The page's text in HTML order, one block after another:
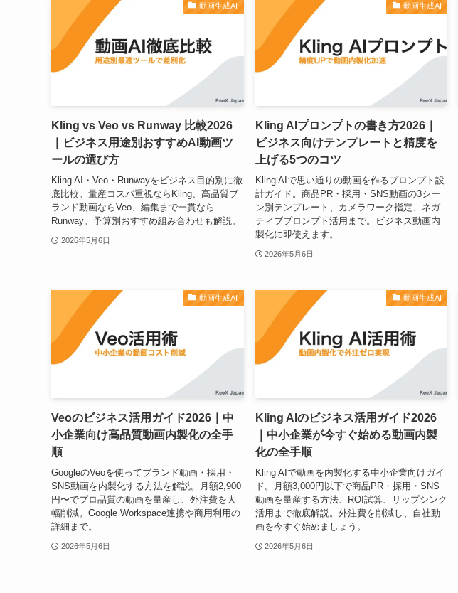
動画生成AI
Kling vs Veo vs Runway 比較2026
｜ビジネス用途別おすすめAI動画ツ
ールの選び方
Kling AI・Veo・Runwayをビジネス目的別に徹
底比較。量産コスパ重視ならKling、高品質ブ
ランド動画ならVeo、編集まで一貫なら
Runway。予算別おすすめ組み合わせも解説。
2026年5月6日
動画生成AI
Kling AIプロンプトの書き方2026｜
ビジネス向けテンプレートと精度を
上げる5つのコツ
Kling AIで思い通りの動画を作るプロンプト設
計ガイド。商品PR・採用・SNS動画の3シー
ン別テンプレート、カメラワーク指定、ネガ
ティブプロンプト活用まで。ビジネス動画内
製化に即使えます。
2026年5月6日
動画生成AI
Veoのビジネス活用ガイド2026｜中
小企業向け高品質動画内製化の全手
順
GoogleのVeoを使ってブランド動画・採用・
SNS動画を内製化する方法を解説。月額2,900
円〜でプロ品質の動画を量産し、外注費を大
幅削減。Google Workspace連携や商用利用の
詳細まで。
2026年5月6日
動画生成AI
Kling AIのビジネス活用ガイド2026
｜中小企業が今すぐ始める動画内製
化の全手順
Kling AIで動画を内製化する中小企業向けガイ
ド。月額3,000円以下で商品PR・採用・SNS
動画を量産する方法、ROI試算、リップシンク
活用まで徹底解説。外注費を削減し、自社動
画を今すぐ始めましょう。
2026年5月6日